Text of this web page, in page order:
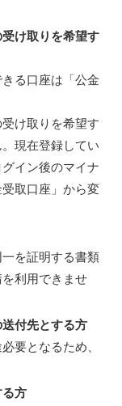
受け取りを希望す
る口座は「公金
け取りを希望す
現在登録してい
イン後のマイナ
取口座」から変
を証明する書類
利用できませ
付先とする方
要となるため、
方